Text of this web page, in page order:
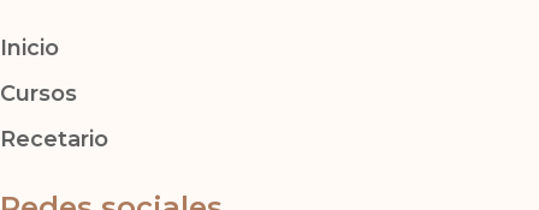
Inicio
Cursos
Recetario